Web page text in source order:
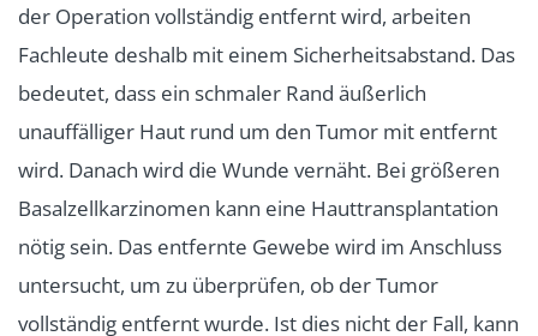
der Operation vollständig entfernt wird, arbeiten
Fachleute deshalb mit einem Sicherheitsabstand. Das
bedeutet, dass ein schmaler Rand äußerlich
unauffälliger Haut rund um den Tumor mit entfernt
wird. Danach wird die Wunde vernäht. Bei größeren
Basalzellkarzinomen kann eine Hauttransplantation
nötig sein. Das entfernte Gewebe wird im Anschluss
untersucht, um zu überprüfen, ob der Tumor
vollständig entfernt wurde. Ist dies nicht der Fall, kann